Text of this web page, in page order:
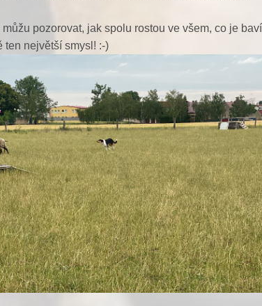
pozorovat, jak spolu rostou ve všem, co je
ten největší smysl! :-)